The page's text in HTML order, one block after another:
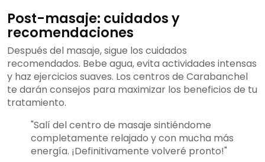
Post-masaje: cuidados y
recomendaciones
Después del masaje, sigue los cuidados
recomendados. Bebe agua, evita actividades intensas
y haz ejercicios suaves. Los centros de Carabanchel
te darán consejos para maximizar los beneficios de tu
tratamiento.
"Salí del centro de masaje sintiéndome
completamente relajado y con mucha más
energía. ¡Definitivamente volveré pronto!"